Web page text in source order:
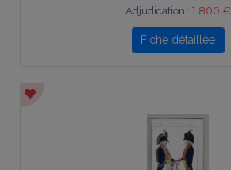
Adjudication : 1 800 €
Fiche détaillée